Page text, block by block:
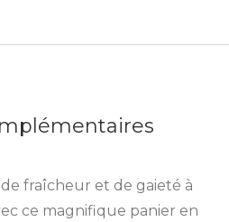
fraîcheur et de gaieté à
ce magnifique panier en